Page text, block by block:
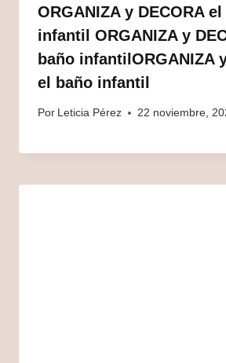
ORGANIZA y DECORA
infantil ORGANIZA y
baño infantilORGANIZA
el baño infantil
Por Leticia Pérez 22 noviembre,